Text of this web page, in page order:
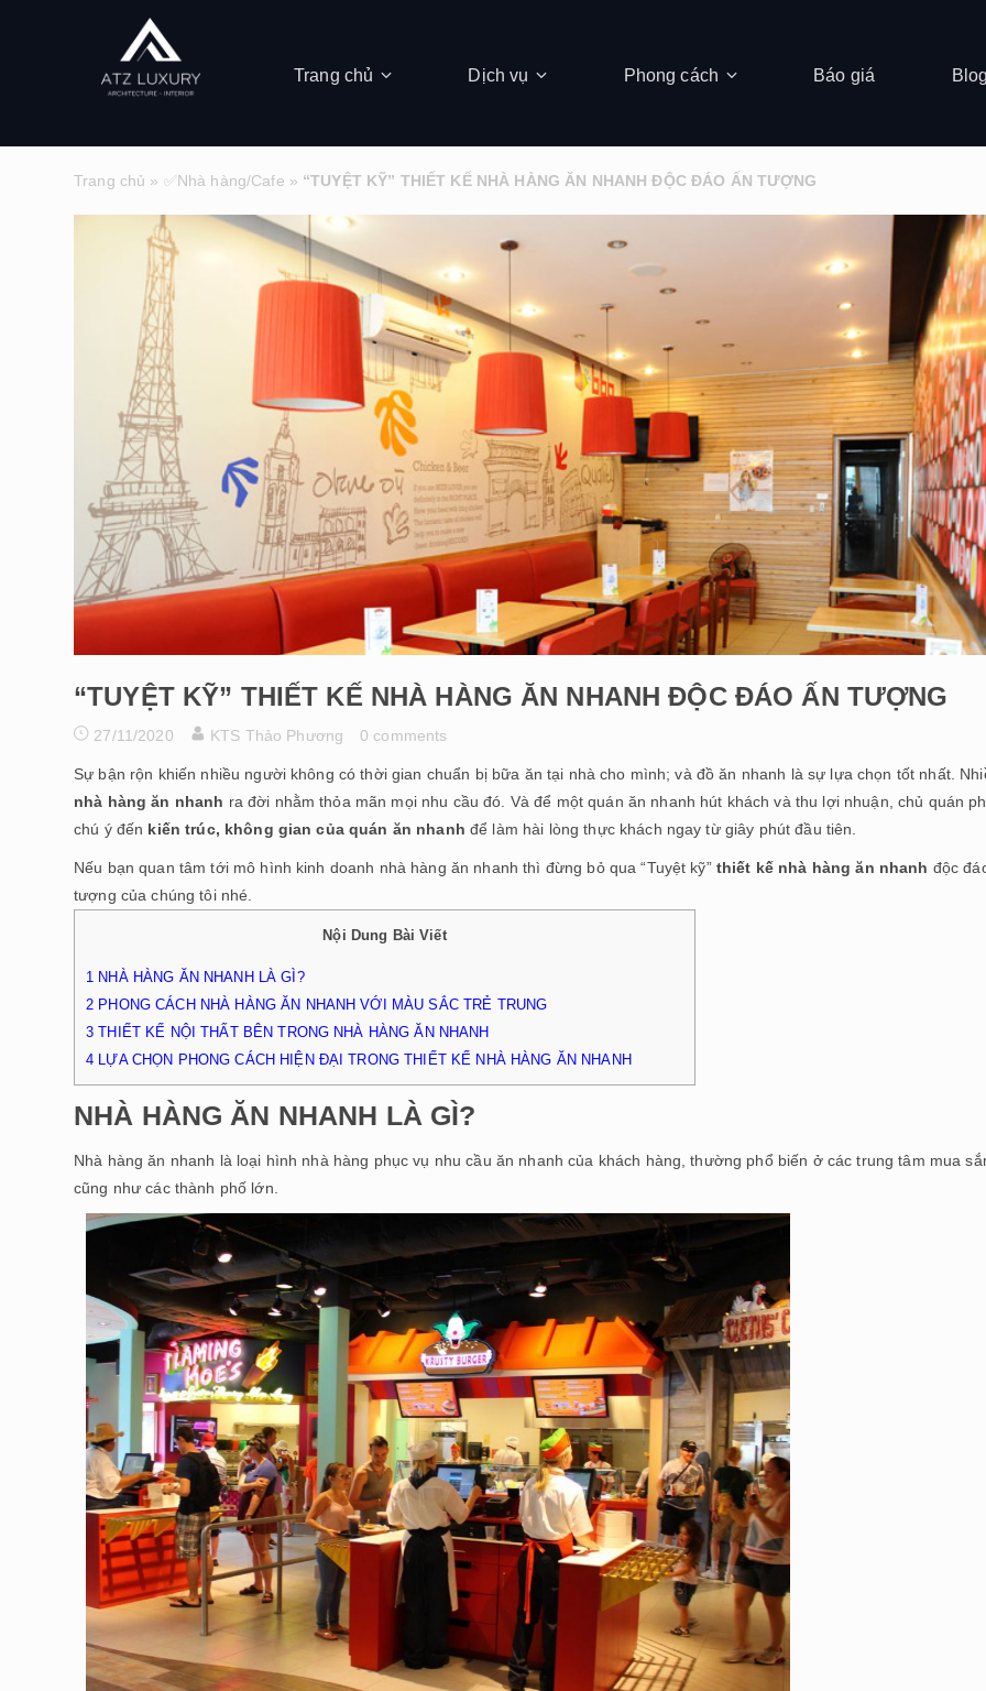
Trang chủ Dịch vụ Phong cách Báo giá
Trang chủ » ✅Nhà hàng/Cafe » “TUYỆT KỸ” THIẾT KẾ NHÀ HÀNG ĂN NHANH ĐỘC ĐÁO ẤN TƯỢNG
“TUYỆT KỸ” THIẾT KẾ NHÀ HÀNG ĂN NHANH ĐỘC ĐÁO ẤN TƯỢNG
27/11/2020 KTS Thảo Phương 0 comments
Sự bận rộn khiến nhiều người không có thời gian chuẩn bị bữa ăn tại nhà cho mình; và đồ ăn nhanh là sự lựa chọn tốt nhất.
nhà hàng ăn nhanh ra đời nhằm thỏa mãn mọi nhu cầu đó. Và để một quán ăn nhanh hút khách và thu lợi nhuận, chủ quán
chú ý đến kiến ​​trúc, không gian của quán ăn nhanh để làm hài lòng thực khách ngay từ giây phút đầu tiên.
Nếu bạn quan tâm tới mô hình kinh doanh nhà hàng ăn nhanh thì đừng bỏ qua “Tuyệt kỹ” thiết kế nhà hàng ăn nhanh độc
tượng của chúng tôi nhé.
Nội Dung Bài Viết
1 NHÀ HÀNG ĂN NHANH LÀ GÌ?
2 PHONG CÁCH NHÀ HÀNG ĂN NHANH VỚI MÀU SẮC TRẺ TRUNG
3 THIẾT KẾ NỘI THẤT BÊN TRONG NHÀ HÀNG ĂN NHANH
4 LỰA CHỌN PHONG CÁCH HIỆN ĐẠI TRONG THIẾT KẾ NHÀ HÀNG ĂN NHANH
NHÀ HÀNG ĂN NHANH LÀ GÌ?
Nhà hàng ăn nhanh là loại hình nhà hàng phục vụ nhu cầu ăn nhanh của khách hàng, thường phổ biến ở các trung tâm mua
cũng như các thành phố lớn.